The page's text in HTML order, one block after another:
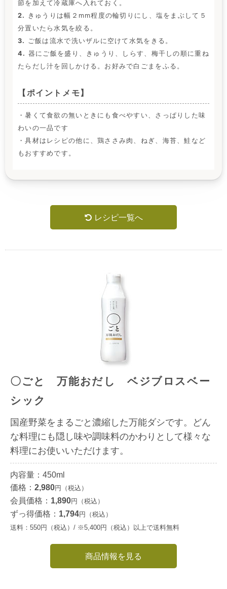
節を加えて冷蔵庫へ入れておく。
2.
きゅうりは幅２mm程度の輪切りにし、塩をまぶして５
分置いたら水気を絞る。
3. ご飯は流水で洗いザルに空けて水気をきる。
4. 器にご飯を盛り、きゅうり、しらす、梅干しの順に重ね
たらだし汁を回しかける。お好みで白ごまをふる。
【ポイントメモ】
・暑くて食欲の無いときにも食べやすい、さっぱりした味
わいの一品です
・具材はレシピの他に、鶏ささみ肉、ねぎ、海苔、鮭など
もおすすめです。
レシピ一覧へ
〇ごと 万能おだし ベジブロスベー
シック
国産野菜をまるごと濃縮した万能ダシです。どん
な料理にも隠し味や調味料のかわりとして様々な
料理にお使いいただけます。
内容量：450ml
価格： 2,980円（税込）
会員価格： 1,890円（税込）
ずっ得価格： 1,794円（税込）
送料：550円（税込）/ ※5,400円（税込）以上で送料無料
商品情報を見る